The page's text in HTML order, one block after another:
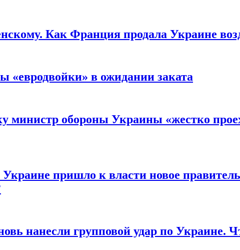
Как Франция продала Украине
«евродвойки» в ожидании заката
министр обороны Украины «жестко
пришло к власти новое
нанесли групповой удар по Украине.